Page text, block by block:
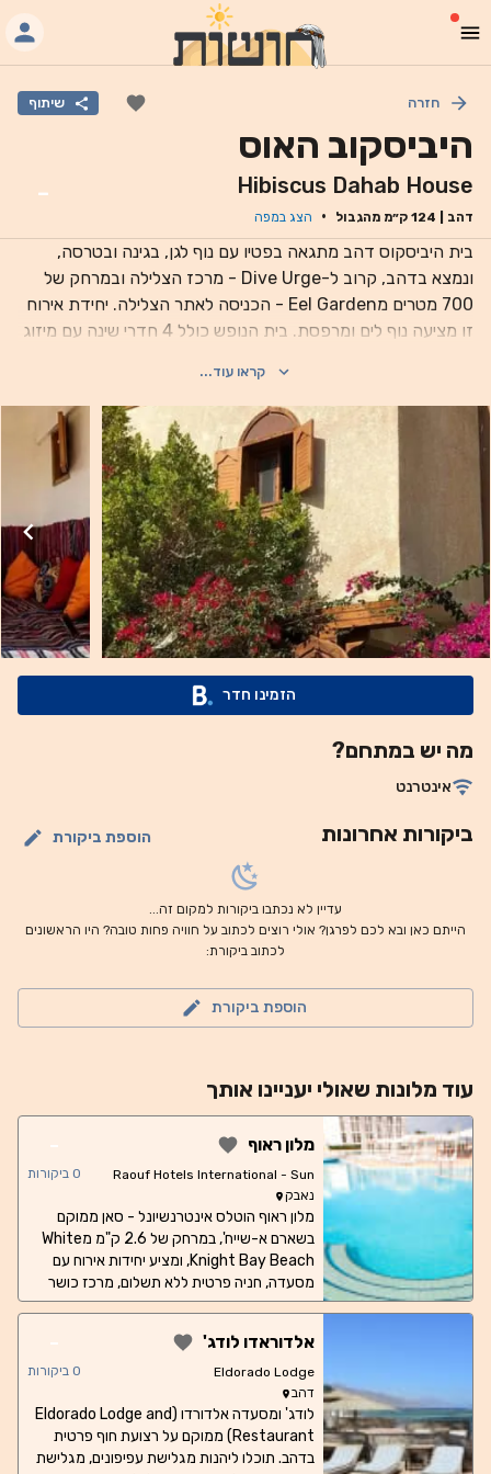
חזרה שיתוף
היביסקוב האוס
Hibiscus Dahab House
דהב 124 ק״מ מהגבול · הצג במפה
-
בית היביסקוס דהב מתגאה בפטיו עם נוף לגן, בגינה ובטרסה,
ונמצא בדהב, קרוב ל-Dive Urge - מרכז הצלילה ובמרחק של
700 מטרים מEel Garden - הכניסה לאתר הצלילה. יחידת אירוח
זו מציעה נוף לים ומרפסת. בית הנופש כולל 4 חדרי שינה עם מיזוג
מוצעים. נקודות עניין פופולריות ליד בית היביסקוס דהב כוללות את
Fantasea Divers, Blue Beach Dive Club ו-Mirage Village
Divers - Dive Centre. שדה התעופה הקרוב ביותר הוא נמל
קראו עוד...
הזמינו חדר
מה יש במתחם?
אינטרנט
ביקורות אחרונות הוספת ביקורת
עדיין לא נכתבו ביקורות למקום זה...
הייתם כאן ובא לכם לפרגן? אולי רוצים לכתוב על חוויה פחות טובה? היו הראשונים
לכתוב ביקורת:
הוספת ביקורת
עוד מלונות שאולי יעניינו אותך
מלון ראוף
Raouf Hotels International - Sun
Hotel
נאבק
-
0 ביקורות
מלון ראוף הוטלס אינטרנשיונל - סאן ממוקם
בשארם א-שייח', במרחק של 2.6 ק"מ מWhite
Knight Bay Beach, ומציע יחידות אירוח עם
מסעדה, חניה פרטית ללא תשלום, מרכז כושר
ובר. מקום האירוח מספק אזור חוף פרטי, כמו גם
בערב ודלפק קבלה הפועל 24 שעות ביממה. כל
החדרים במלון כוללים מיזוג אוויר, פינת ישיבה,
טלוויזיה בעלת מסך שטוח עם ערוצי לוויין, כספת
וחדר רחצה פרטי עם בידה, מייבש שיער ומוצרי
טיפוח ללא תשלום. החדרים כוללים קומקום, בעוד
שחדרים נבחרים מתהדרים גם במרפסת ואחרים
אלדוראדו לודג'
Eldorado Lodge
דהב
-
0 ביקורות
לודג' ומסעדה אלדורדו (Eldorado Lodge and
Restaurant) ממוקם על רצועת חוף פרטית
בדהב. תוכלו ליהנות מגלישת עפיפונים, מגלישת